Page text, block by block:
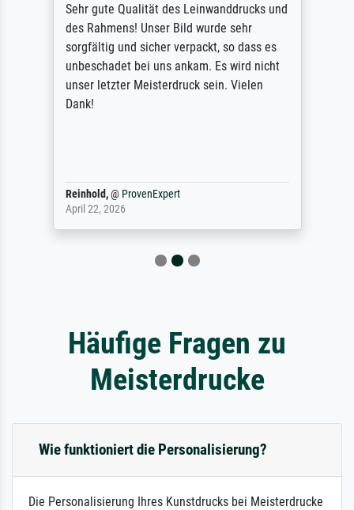
Sehr gute Qualität des Leinwanddrucks und
des Rahmens! Unser Bild wurde sehr
sorgfältig und sicher verpackt, so dass es
unbeschadet bei uns ankam. Es wird nicht
unser letzter Meisterdruck sein. Vielen
Dank!
Reinhold,@ ProvenExpert
April 22, 2026
Häufige Fragen zu
Meisterdrucke
Wie funktioniert die Personalisierung?
Die Personalisierung Ihres Kunstdrucks bei Meisterdrucke